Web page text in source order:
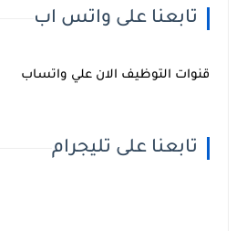
تابعنا على واتس اب
قنوات التوظيف الان علي واتساب
تابعنا على تليجرام